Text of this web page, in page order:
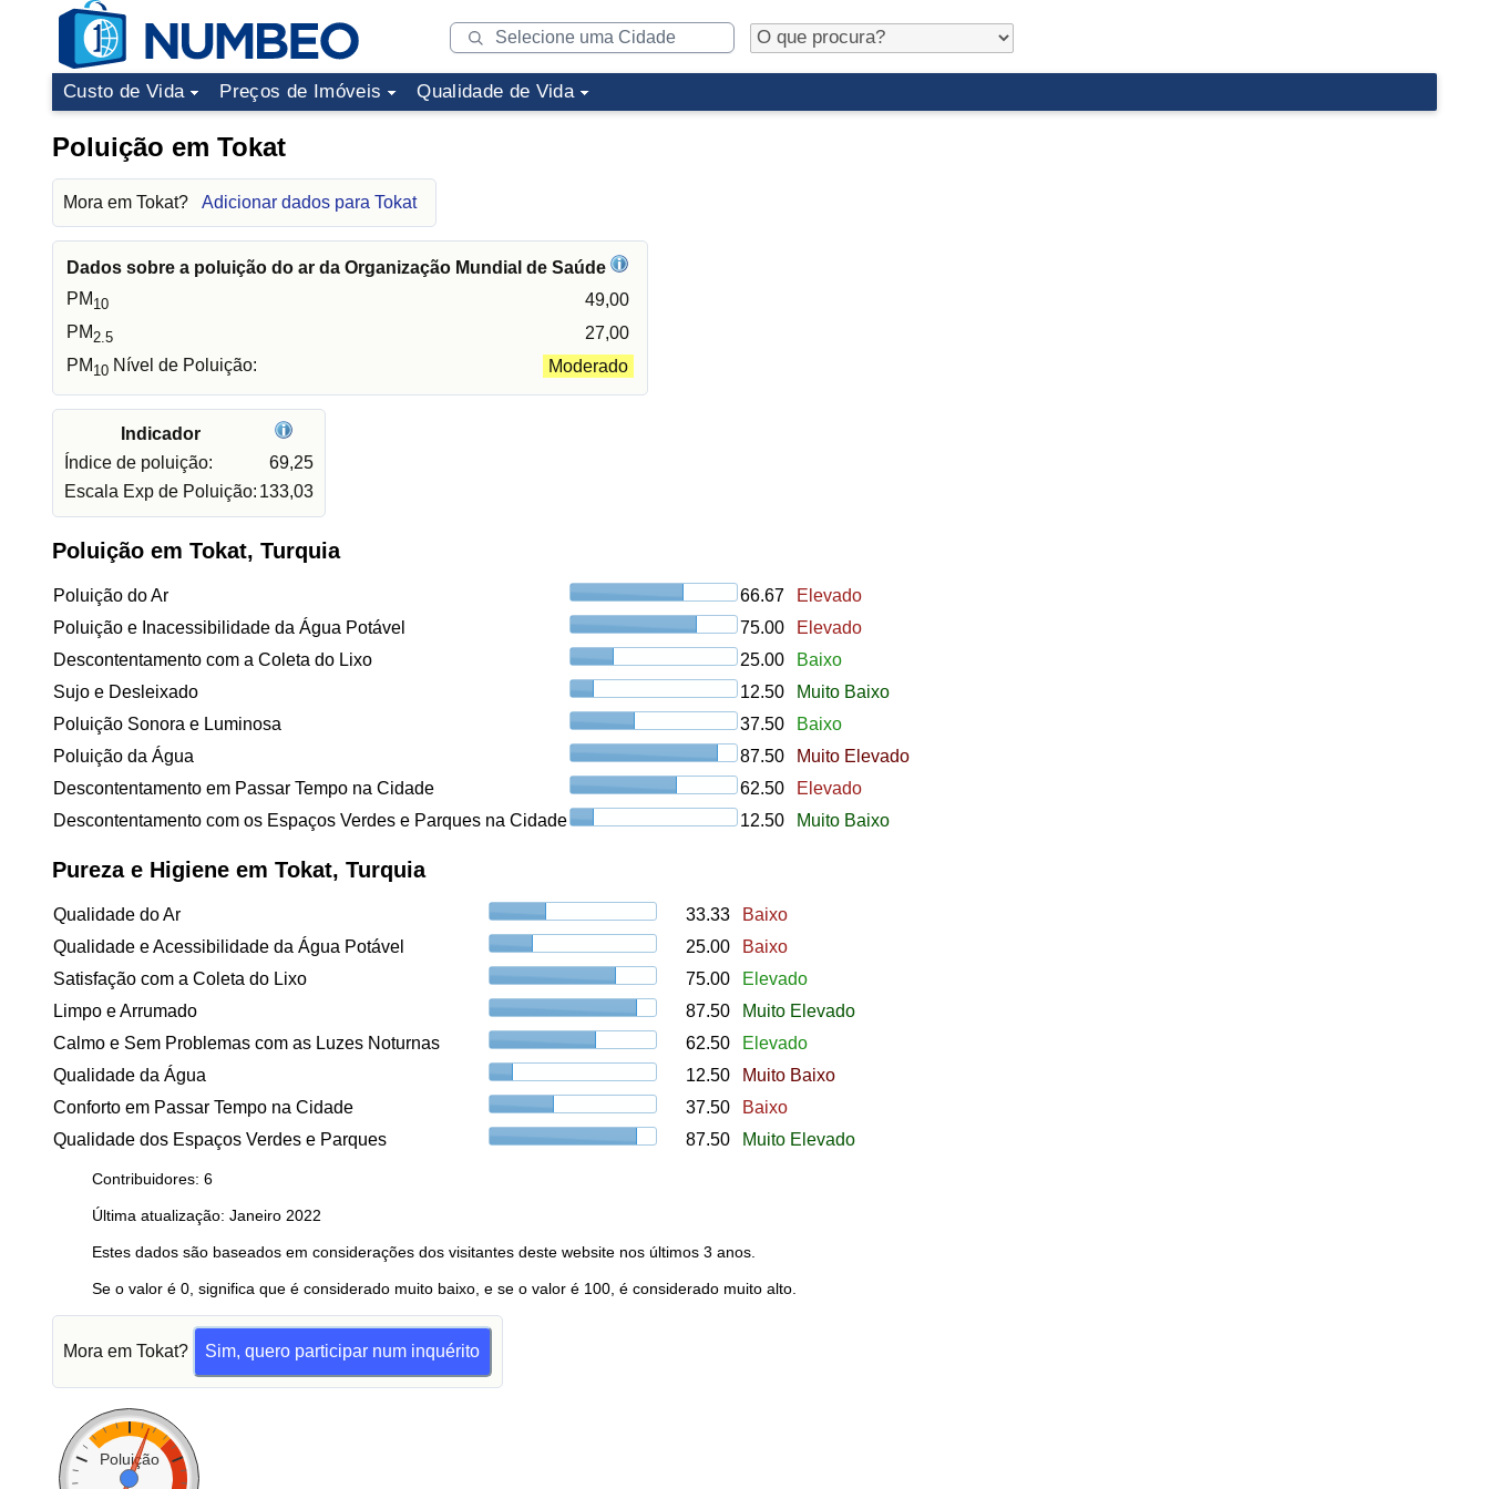
Custo de Vida Preços de Imóveis Qualidade de Vida
Poluição em Tokat
Mora em Tokat? Adicionar dados para Tokat
Dados sobre a poluição do ar da Organização Mundial de Saúde
PM 10
49,00
PM2.5
27,00
PM 10 Nível de Poluição: Moderado
Indicador
Índice de poluição:
69,25
Escala Exp de Poluição: 133,03
Poluição em Tokat, Turquia
Poluição do Ar 66.67
Elevado
Poluição e Inacessibilidade da Água Potável
75.00
Elevado
Descontentamento com a Coleta do Lixo
25.00
Baixo
Sujo e Desleixado
12.50
Muito Baixo
Poluição Sonora e Luminosa
37.50
Baixo
Poluição da Água
87.50
Muito Elevado
Descontentamento em Passar Tempo na Cidade
62.50
Elevado
Descontentamento com os Espaços Verdes e Parques na Cidade
12.50 Muito Baixo
Pureza e Higiene em Tokat, Turquia
Qualidade do Ar 33.33
Baixo
Qualidade e Acessibilidade da Água Potável
25.00
Baixo
Satisfação com a Coleta do Lixo
75.00
Elevado
Limpo e Arrumado
87.50
Muito Elevado
Calmo e Sem Problemas com as Luzes Noturnas
62.50
Elevado
Qualidade da Água
12.50
Muito Baixo
Conforto em Passar Tempo na Cidade
37.50
Baixo
Qualidade dos Espaços Verdes e Parques
87.50 Muito Elevado
Contribuidores: 6
Última atualização: Janeiro 2022
Estes dados são baseados em considerações dos visitantes deste website nos últimos 3 anos.
Se o valor é 0, significa que é considerado muito baixo, e se o valor é 100, é considerado muito alto.
Mora em Tokat? Sim, quero participar num inquérito
Poluição